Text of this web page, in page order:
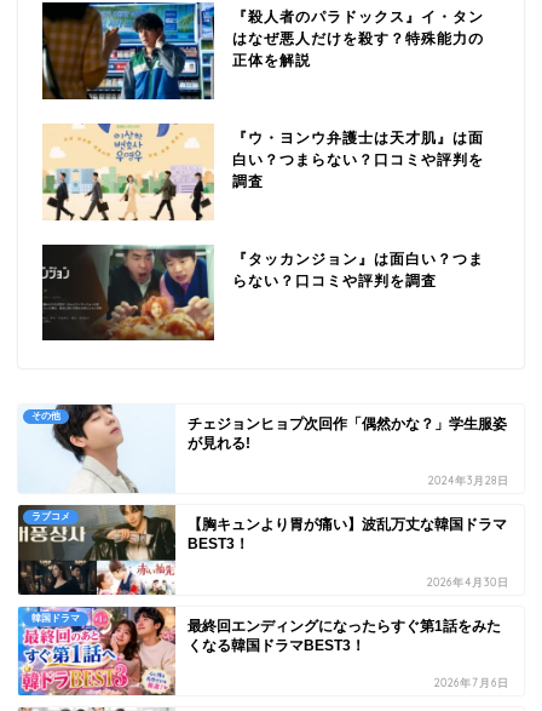
『殺人者のパラドックス』イ・タン
はなぜ悪人だけを殺す？特殊能力の
正体を解説
『ウ・ヨンウ弁護士は天才肌』は面
白い？つまらない？口コミや評判を
調査
『タッカンジョン』は面白い？つま
らない？口コミや評判を調査
その他
チェジョンヒョプ次回作「偶然かな？」学生服姿
が見れる!
2024年3月28日
ラブコメ
【胸キュンより胃が痛い】波乱万丈な韓国ドラマ
BEST3！
2026年4月30日
韓国ドラマ
最終回エンディングになったらすぐ第1話をみた
くなる韓国ドラマBEST3！
2026年7月6日